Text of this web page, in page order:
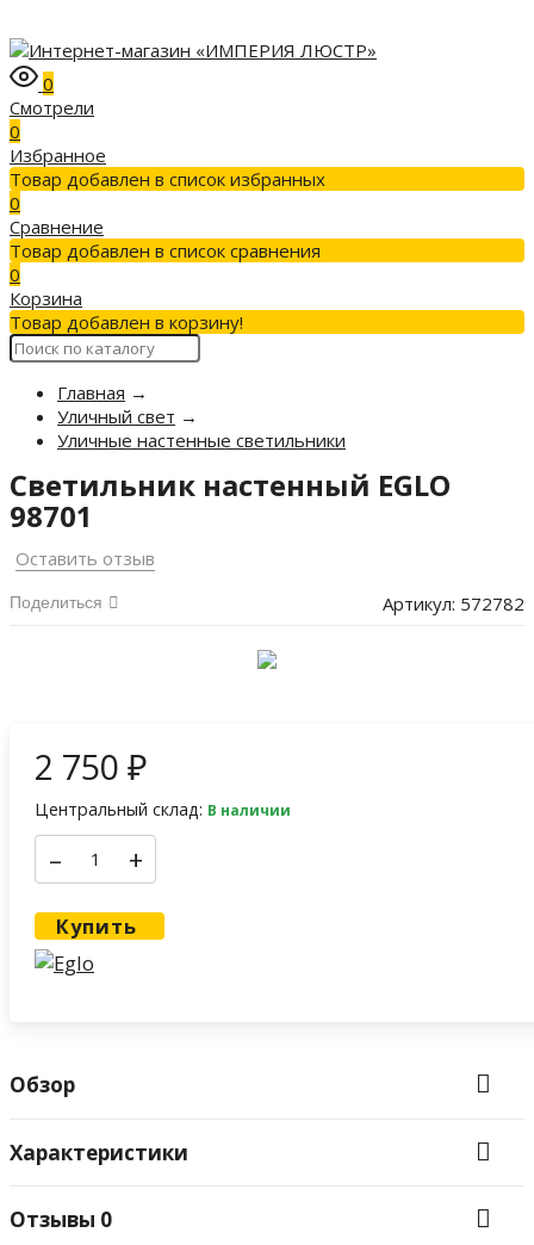
0
Смотрели
0
Избранное
Товар добавлен в список избранных
0
Сравнение
Товар добавлен в список сравнения
0
Корзина
Товар добавлен в корзину!
Главная →
Уличный свет →
Уличные настенные светильники
Светильник настенный EGLO
98701
Оставить отзыв
Поделиться Артикул: 572782
2 750 ₽
Центральный склад: В наличии
– +
Купить
Обзор
Характеристики
Отзывы 0